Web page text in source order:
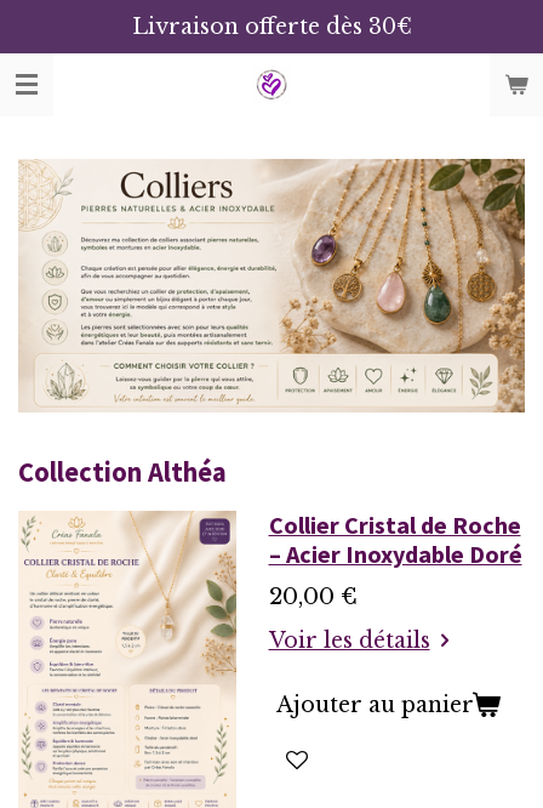
au
contenu
Livraison offerte dès 30€
Collection Althéa
Collier Cristal de Roche
– Acier Inoxydable Doré
20,00 €
Voir les détails
Ajouter au panier